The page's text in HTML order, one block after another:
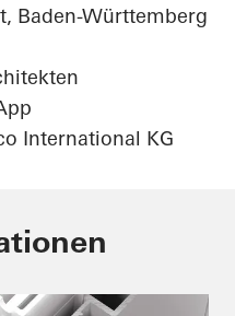
Baden-Württemberg
International KG